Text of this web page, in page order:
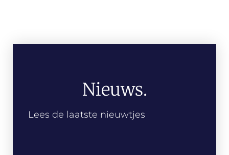
Nieuws.
Lees de laatste nieuwtjes